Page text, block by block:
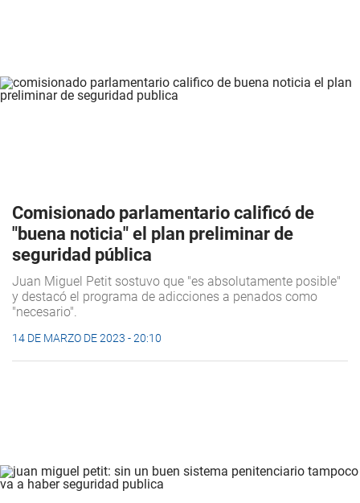
Comisionado parlamentario calificó de
"buena noticia" el plan preliminar de
seguridad pública
Juan Miguel Petit sostuvo que "es absolutamente posible"
y destacó el programa de adicciones a penados como
"necesario".
14 DE MARZO DE 2023 - 20:10